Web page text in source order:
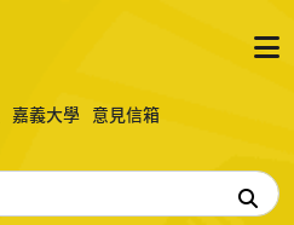
嘉義大學 意見信箱
搜尋